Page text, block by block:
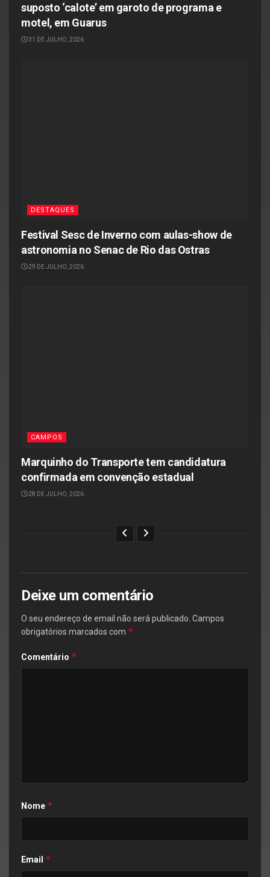
suposto ‘calote’ em garoto de programa e
motel, em Guarus
31 DE JULHO, 2026
DESTAQUES
Festival Sesc de Inverno com aulas-show de
astronomia no Senac de Rio das Ostras
29 DE JULHO, 2026
CAMPOS
Marquinho do Transporte tem candidatura
confirmada em convenção estadual
28 DE JULHO, 2026
Deixe um comentário
O seu endereço de email não será publicado. Campos
obrigatórios marcados com *
Comentário *
Nome *
Email *